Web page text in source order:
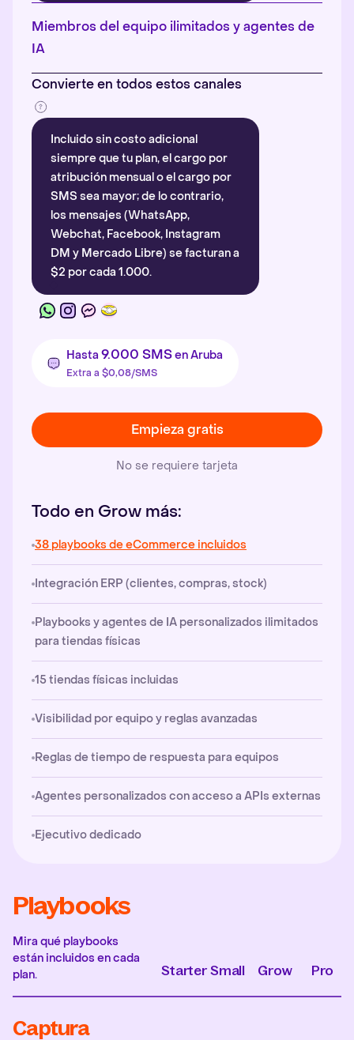
Más información
Miembros del equipo ilimitados y agentes de
IA
Convierte en todos estos canales
Incluido sin costo adicional
siempre que tu plan, el cargo por
atribución mensual o el cargo por
SMS sea mayor; de lo contrario,
los mensajes (WhatsApp,
Webchat, Facebook, Instagram
DM y Mercado Libre) se facturan a
$2 por cada 1.000.
Hasta 9.000 SMSen Aruba
Extra a $0,08/SMS
Empieza gratis
No se requiere tarjeta
Todo en Grow más:
38 playbooks de eCommerce incluidos
Integración ERP (clientes, compras, stock)
Playbooks y agentes de IA personalizados ilimitados
para tiendas físicas
15 tiendas físicas incluidas
Visibilidad por equipo y reglas avanzadas
Reglas de tiempo de respuesta para equipos
Agentes personalizados con acceso a APIs externas
Ejecutivo dedicado
Playbooks
Mira qué playbooks
están incluidos en cada
plan.
Starter Small Grow Pro
Captura